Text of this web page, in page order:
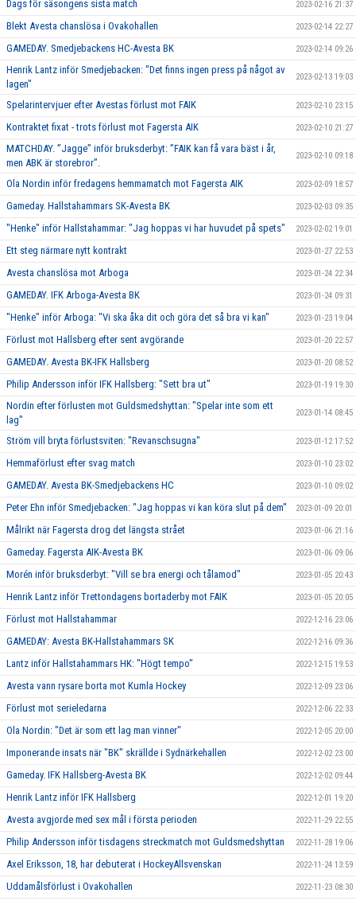
Dags för säsongens sista match 2023-02-16 21:37
Blekt Avesta chanslösa i Ovakohallen 2023-02-14 22:27
GAMEDAY. Smedjebackens HC-Avesta BK 2023-02-14 09:26
Henrik Lantz inför Smedjebacken: "Det finns ingen press på något av
lagen"
2023-02-13 19:03
Spelarintervjuer efter Avestas förlust mot FAIK 2023-02-10 23:15
Kontraktet fixat - trots förlust mot Fagersta AIK 2023-02-10 21:27
MATCHDAY. ”Jagge” inför bruksderbyt: ”FAIK kan få vara bäst i år,
men ABK är storebror”.
2023-02-10 09:18
Ola Nordin inför fredagens hemmamatch mot Fagersta AIK 2023-02-09 18:57
Gameday. Hallstahammars SK-Avesta BK 2023-02-03 09:35
"Henke" inför Hallstahammar: "Jag hoppas vi har huvudet på spets" 2023-02-02 19:01
Ett steg närmare nytt kontrakt 2023-01-27 22:53
Avesta chanslösa mot Arboga 2023-01-24 22:34
GAMEDAY. IFK Arboga-Avesta BK 2023-01-24 09:31
"Henke" inför Arboga: "Vi ska åka dit och göra det så bra vi kan" 2023-01-23 19:04
Förlust mot Hallsberg efter sent avgörande 2023-01-20 22:57
GAMEDAY. Avesta BK-IFK Hallsberg 2023-01-20 08:52
Philip Andersson inför IFK Hallsberg: "Sett bra ut" 2023-01-19 19:30
Nordin efter förlusten mot Guldsmedshyttan: "Spelar inte som ett
lag"
2023-01-14 08:45
Ström vill bryta förlustsviten: "Revanschsugna" 2023-01-12 17:52
Hemmaförlust efter svag match 2023-01-10 23:02
GAMEDAY. Avesta BK-Smedjebackens HC 2023-01-10 09:02
Peter Ehn inför Smedjebacken: "Jag hoppas vi kan köra slut på dem" 2023-01-09 20:01
Målrikt när Fagersta drog det längsta strået 2023-01-06 21:16
Gameday. Fagersta AIK-Avesta BK 2023-01-06 09:06
Morén inför bruksderbyt: "Vill se bra energi och tålamod" 2023-01-05 20:43
Henrik Lantz inför Trettondagens bortaderby mot FAIK 2023-01-05 20:05
Förlust mot Hallstahammar 2022-12-16 23:06
GAMEDAY: Avesta BK-Hallstahammars SK 2022-12-16 09:36
Lantz inför Hallstahammars HK: "Högt tempo" 2022-12-15 19:53
Avesta vann rysare borta mot Kumla Hockey 2022-12-09 23:06
Förlust mot serieledarna 2022-12-06 22:33
Ola Nordin: "Det är som ett lag man vinner" 2022-12-05 20:00
Imponerande insats när "BK" skrällde i Sydnärkehallen 2022-12-02 23:00
Gameday. IFK Hallsberg-Avesta BK 2022-12-02 09:44
Henrik Lantz inför IFK Hallsberg 2022-12-01 19:20
Avesta avgjorde med sex mål i första perioden 2022-11-29 22:55
Philip Andersson inför tisdagens streckmatch mot Guldsmedshyttan 2022-11-28 19:06
Axel Eriksson, 18, har debuterat i HockeyAllsvenskan 2022-11-24 13:59
Uddamålsförlust i Ovakohallen 2022-11-23 08:30